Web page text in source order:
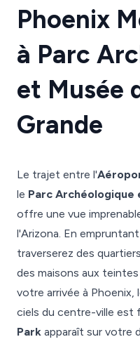
Phoenix
à Parc
et Musée
Grande
Le trajet entre l'
le Parc Archéologique
offre une vue
l'Arizona. En
traverserez des
des maisons aux
votre arrivée à
ciels du centre-ville est
Park apparaît sur votre